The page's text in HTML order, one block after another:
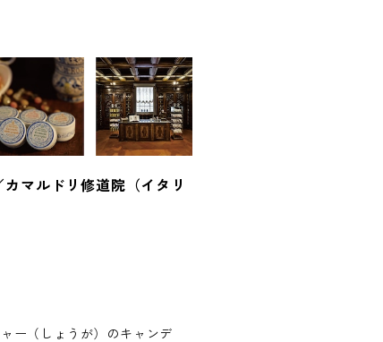
マルドリ修道院（イタリ
ー（しょうが）のキャンデ